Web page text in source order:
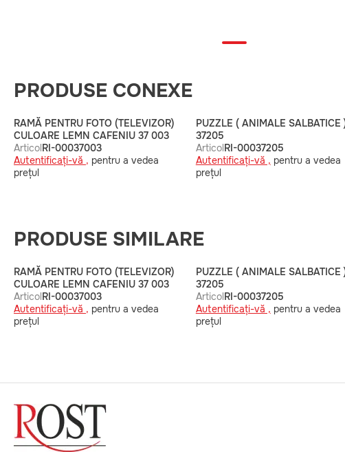
PRODUSE CONEXE
RAMĂ PENTRU FOTO (TELEVIZOR)
CULOARE LEMN CAFENIU 37 003
ArticolRI-00037003
Autentificați-vă , pentru a vedea
prețul
PUZZLE ( ANIMALE SALBATICE
37205
ArticolRI-00037205
Autentificați-vă , pentru a vedea
prețul
PRODUSE SIMILARE
RAMĂ PENTRU FOTO (TELEVIZOR)
CULOARE LEMN CAFENIU 37 003
ArticolRI-00037003
Autentificați-vă , pentru a vedea
prețul
PUZZLE ( ANIMALE SALBATICE
37205
ArticolRI-00037205
Autentificați-vă , pentru a vedea
prețul